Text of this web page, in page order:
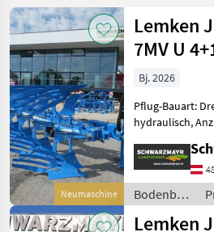
Neumaschine
Lemken
7MV U
Bj. 2026
Pflug-Bauart:
hydraulisch,
Scheibensech,
Steinsicherung,
Streifenkörper
Volldrehpflug
/ Lemken
Lemken